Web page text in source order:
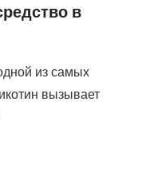
в
из самых
вызывает